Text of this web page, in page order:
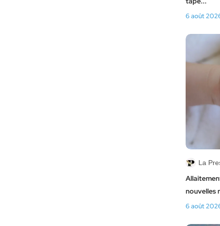
6 août
La
nouvelles
6 août